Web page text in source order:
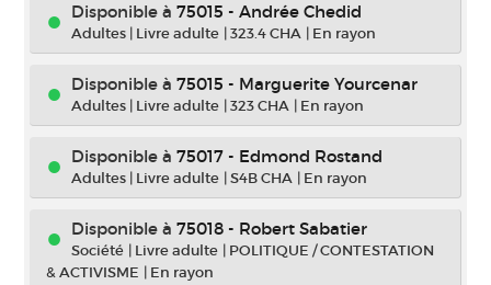
Disponible à 75015 - Andrée Chedid
Adultes | Livre adulte |323.4 CHA | En rayon
Disponible à 75015 - Marguerite Yourcenar
Adultes | Livre adulte |323 CHA | En rayon
Disponible à 75017 - Edmond Rostand
Adultes | Livre adulte |S4B CHA | En rayon
Disponible à 75018 - Robert Sabatier
Société | Livre adulte | POLITIQUE / CONTESTATION
& ACTIVISME | En rayon